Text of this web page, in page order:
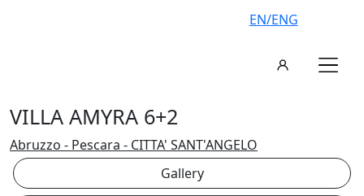
EN/ENG
VILLA AMYRA 6+2
Abruzzo - Pescara - CITTA' SANT'ANGELO
Gallery